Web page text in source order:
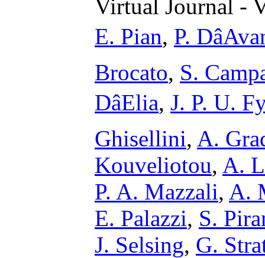
Virtual Journal -
E. Pian, P.
Brocato, S.
DâElia, J. P. U.
Ghisellini, A.
Kouveliotou, A.
P. A. Mazzali, A.
E. Palazzi, S.
J. Selsing, G.